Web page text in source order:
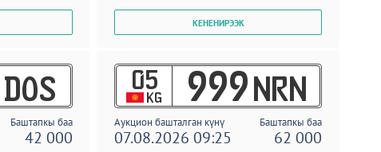
DOS
Баштапкы баа
42 000
05
KG 999 NRN
Аукцион башталган күнү Баштапкы баа
07.08.2026 09:25 62 000